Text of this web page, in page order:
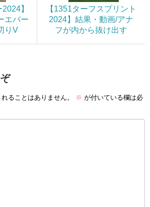
】
エバー
りV
【1351ターフスプリント
2024】結果・動画/アナ
フが内から抜け出す
ることはありません。 ※ が付いている欄は必